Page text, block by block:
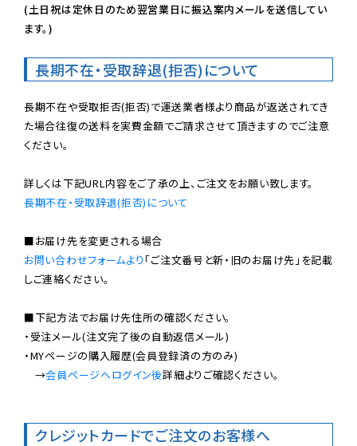
(土日祝は定休日のため翌営業日に振込案内メールを送信してい
ます。)
長期不在・受取辞退(拒否)について
長期不在や受取拒否(拒否)で運送業者様より商品が返送されてき
た場合往復の送料を実費金額でご請求させて頂きますのでご注意
ください。
長期不在・受取辞退(拒否)について
お問い合わせフォームより 「ご注文番号と新・旧のお届け先」を記載
しご連絡ください。
■下記方法でお届け先住所の確認ください。
・受注メール(注文完了後の自動返信メール)
・MYページの購入履歴(会員登録済の方のみ)
→会員ページへログイン後詳細よりご確認ください。
クレジットカードでご注文のお客様へ